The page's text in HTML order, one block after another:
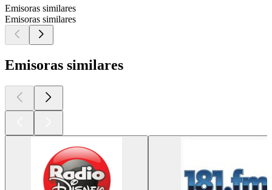
Emisoras similares
Emisoras similares
Emisoras similares